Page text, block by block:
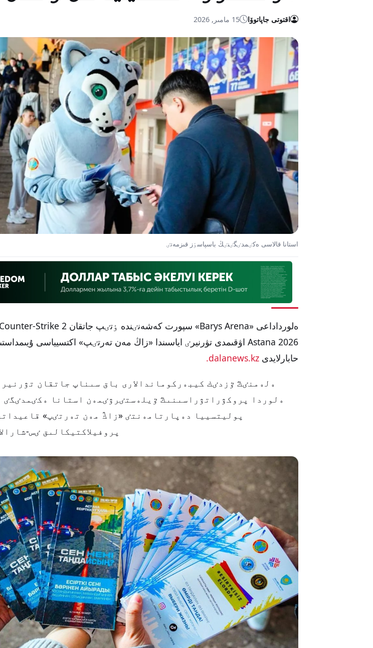
اقتوتى جاپاتوۆا 15 مامىر, 2026
استانا قالاسى ەكٸمدٸگٸنٸڭ باسپاسٶز قىزمەتٸ
Astana 2026 اۋقىمدى تۋرنيرٸ اياسىندا «زاڭ مەن تەرتٸپ» اكتسيياسى ۇيىمداستىرىلدى
حابارلايدى dalanews.kz.
ەلەمنٸڭ ٷزدٸك كيبەركوماندالارى باق سىناپ جاتقان
ەلوردا پروكۋراتۋراسىنىڭ ٷيلەستٸرۋٸمەن استانا ەكٸمدٸگٸ
پوليتسييا دەپارتامەنتٸ «زاڭ مەن تەرتٸپ»
پروفيلاكتيكالىق ٸس-